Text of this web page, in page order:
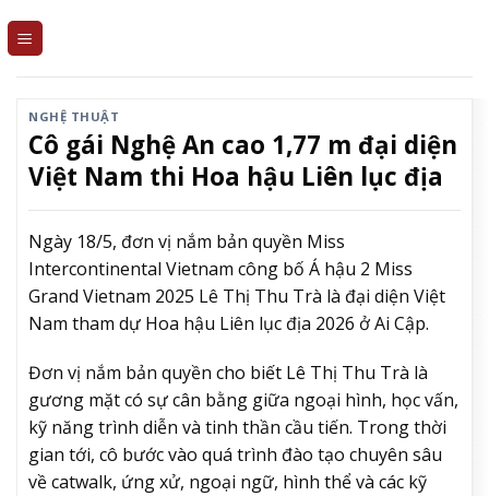
NGHỆ THUẬT
Cô gái Nghệ An cao 1,77 m đại diện
Việt Nam thi Hoa hậu Liên lục địa
Ngày 18/5, đơn vị nắm bản quyền Miss
Intercontinental Vietnam công bố Á hậu 2 Miss
Grand Vietnam 2025 Lê Thị Thu Trà là đại diện Việt
Nam tham dự Hoa hậu Liên lục địa 2026 ở Ai Cập.
Đơn vị nắm bản quyền cho biết Lê Thị Thu Trà là
gương mặt có sự cân bằng giữa ngoại hình, học vấn,
kỹ năng trình diễn và tinh thần cầu tiến. Trong thời
gian tới, cô bước vào quá trình đào tạo chuyên sâu
về catwalk, ứng xử, ngoại ngữ, hình thể và các kỹ